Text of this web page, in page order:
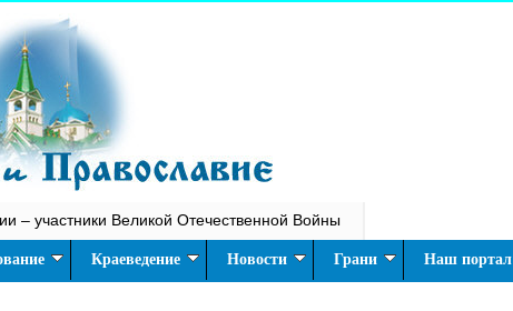
– участники Великой Отечественной Войны
Краеведение Новости Грани Наш портал